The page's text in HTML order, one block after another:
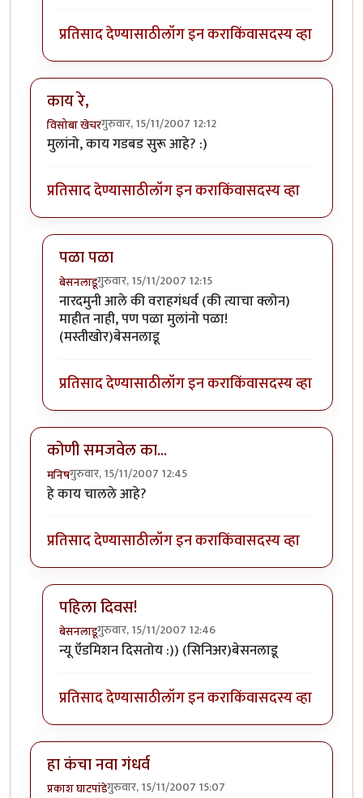
प्रतिसाद देण्यासाठीलॉग इन कराकिंवासदस्य व्हा
काय रे,
विसोबा खेचरगुरुवार, 15/11/2007 12:12
मुलांनो, काय गडबड सुरू आहे? :)
प्रतिसाद देण्यासाठीलॉग इन कराकिंवासदस्य व्हा
पळा पळा
बेसनलाडूगुरुवार, 15/11/2007 12:15
In reply toकाय रे,byविसोबा खेचर
नारदमुनी आले की वराहगंधर्व (की त्याचा क्लोन)
माहीत नाही, पण पळा मुलांनो पळा!
(मस्तीखोर)बेसनलाडू
प्रतिसाद देण्यासाठीलॉग इन कराकिंवासदस्य व्हा
कोणी समजवेल का...
मनिषगुरुवार, 15/11/2007 12:45
हे काय चालले आहे?
प्रतिसाद देण्यासाठीलॉग इन कराकिंवासदस्य व्हा
पहिला दिवस!
बेसनलाडूगुरुवार, 15/11/2007 12:46
In reply toकोणी समजवेल का...byमनिष
न्यू ऍडमिशन दिसतोय :)) (सिनिअर)बेसनलाडू
प्रतिसाद देण्यासाठीलॉग इन कराकिंवासदस्य व्हा
हा कंचा नवा गंधर्व
प्रकाश घाटपांडेगुरुवार, 15/11/2007 15:07